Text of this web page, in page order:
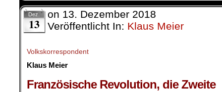
#Dissident
nicht mehr
politischen Orientierungen.
heute als
droite“ politische Orientierung